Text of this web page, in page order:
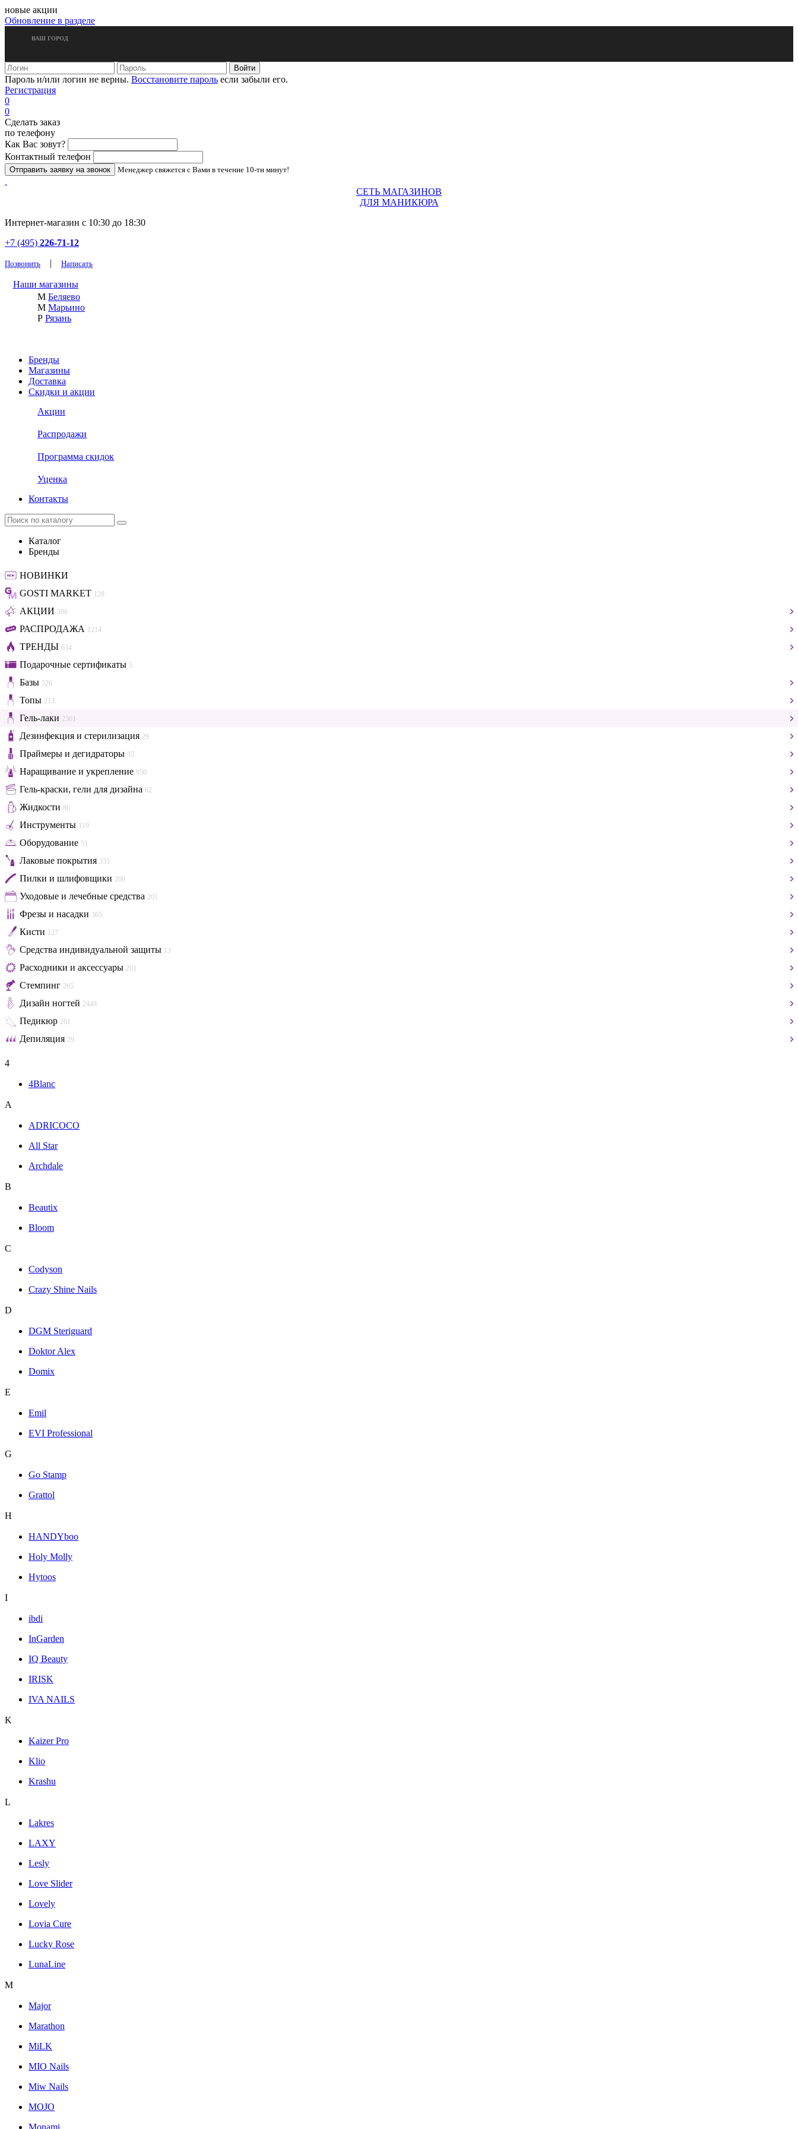
новые акции
Обновление в разделе
ВАШ ГОРОД
Пароль и/или логин не верны. Восстановите пароль если забыли его.
Регистрация
0
0
Сделать заказ
по телефону
Как Вас зовут?
Контактный телефон
Менеджер свяжется с Вами в течение 10-ти минут!
СЕТЬ МАГАЗИНОВ
ДЛЯ МАНИКЮРА
Интернет-магазин с 10:30 до 18:30
+7 (495) 226-71-12
Позвонить | Написать
Наши магазины
М Беляево
М Марьино
Р Рязань
Бренды
Магазины
Доставка
Скидки и акции
Акции
Распродажи
Программа скидок
Уценка
Контакты
Каталог
Бренды
НОВИНКИ
GOSTI MARKET 128
АКЦИИ 386
РАСПРОДАЖА 1214
ТРЕНДЫ 634
Подарочные сертификаты 5
Базы 526
Топы 213
Гель-лаки 2361
Дезинфекция и стерилизация 29
Праймеры и дегидраторы 35
Наращивание и укрепление 950
Гель-краски, гели для дизайна 62
Жидкости 86
Инструменты 119
Оборудование 51
Лаковые покрытия 335
Пилки и шлифовщики 200
Уходовые и лечебные средства 201
Фрезы и насадки 365
Кисти 127
Средства индивидуальной защиты 13
Расходники и аксессуары 201
Стемпинг 265
Дизайн ногтей 2448
Педикюр 261
Депиляция 29
4
4Blanc
A
ADRICOCO
All Star
Archdale
B
Beautix
Bloom
C
Codyson
Crazy Shine Nails
D
DGM Steriguard
Doktor Alex
Domix
E
Emil
EVI Professional
G
Go Stamp
Grattol
H
HANDYboo
Holy Molly
Hytoos
I
ibdi
InGarden
IQ Beauty
IRISK
IVA NAILS
K
Kaizer Pro
Klio
Krashu
L
Lakres
LAXY
Lesly
Love Slider
Lovely
Lovia Cure
Lucky Rose
LunaLine
M
Major
Marathon
MiLK
MIO Nails
Miw Nails
MOJO
Monami